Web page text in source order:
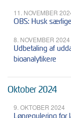
11. NOVEMBER
OBS: Husk
8. NOVEMBER 2024
Udbetaling af
bioanalytikere
Oktober 2024
9. OKTOBER 2024
Lønregulering for